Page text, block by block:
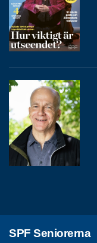
SPF Seniorerna